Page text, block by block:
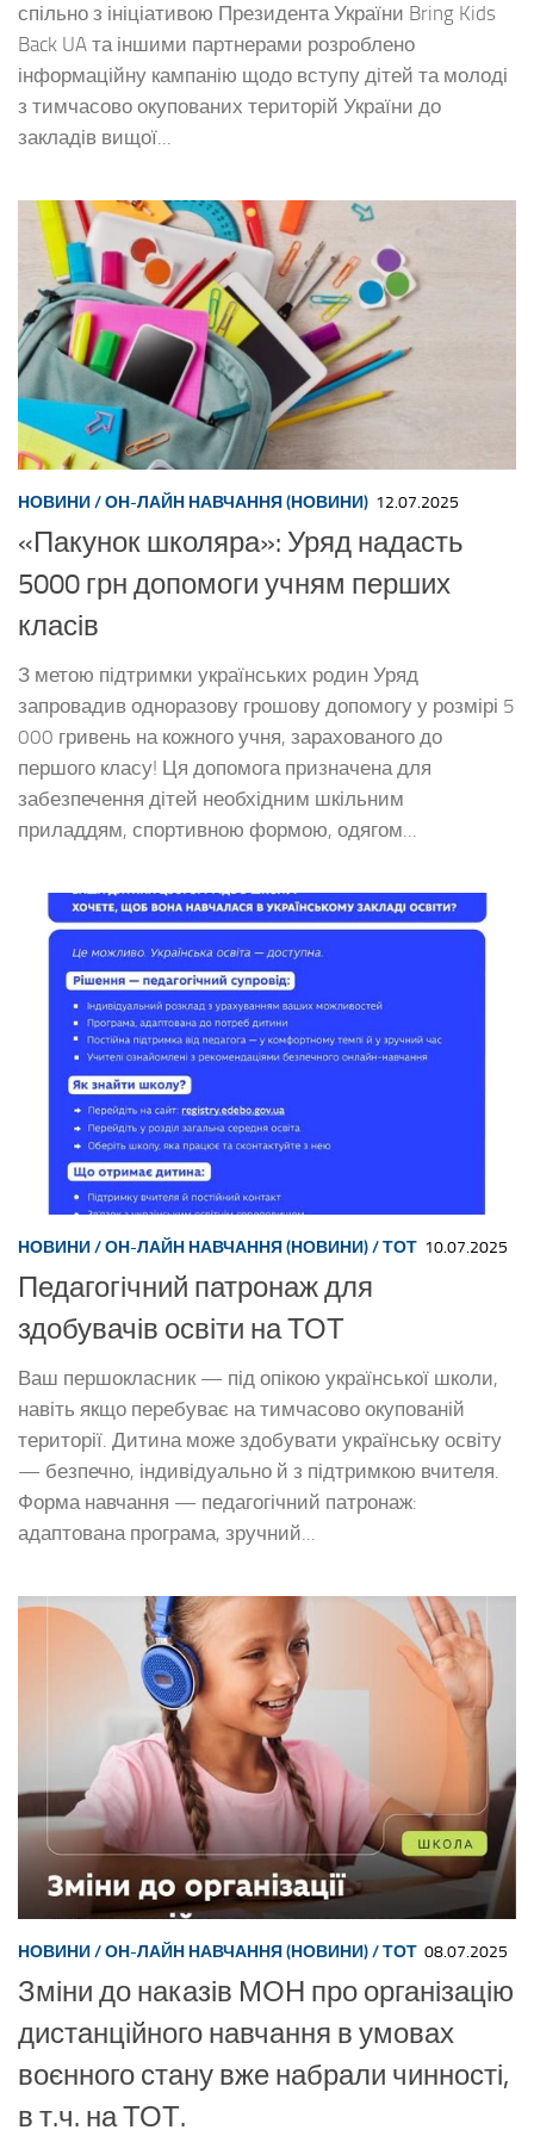
спільно з ініціативою Президента України Bring Kids
Back UA та іншими партнерами розроблено
інформаційну кампанію щодо вступу дітей та молоді
з тимчасово окупованих територій України до
закладів вищої...
НОВИНИ/ОН-ЛАЙН НАВЧАННЯ (НОВИНИ) 12.07.2025
«Пакунок школяра»: Уряд надасть
5000 грн допомоги учням перших
класів
З метою підтримки українських родин Уряд
запровадив одноразову грошову допомогу у розмірі 5
000 гривень на кожного учня, зарахованого до
першого класу! Ця допомога призначена для
забезпечення дітей необхідним шкільним
приладдям, спортивною формою, одягом...
НОВИНИ/ОН-ЛАЙН НАВЧАННЯ (НОВИНИ)/ТОТ 10.07.2025
Педагогічний патронаж для
здобувачів освіти на ТОТ
Ваш першокласник — під опікою української школи,
навіть якщо перебуває на тимчасово окупованій
території. Дитина може здобувати українську освіту
— безпечно, індивідуально й з підтримкою вчителя.
Форма навчання — педагогічний патронаж:
адаптована програма, зручний...
НОВИНИ/ОН-ЛАЙН НАВЧАННЯ (НОВИНИ)/ТОТ 08.07.2025
Зміни до наказів МОН про організацію
дистанційного навчання в умовах
воєнного стану вже набрали чинності,
в т.ч. на ТОТ.